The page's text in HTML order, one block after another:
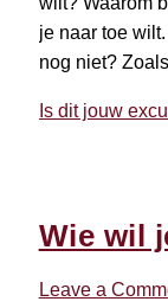
je naar toe
nog niet?
Is dit jouw
Wie wil
Leave a